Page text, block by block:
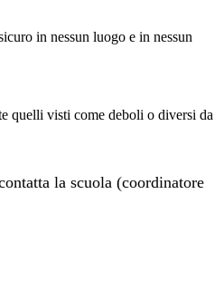
in nessun luogo e in nessun
quelli visti come deboli o diversi da
la scuola (coordinatore